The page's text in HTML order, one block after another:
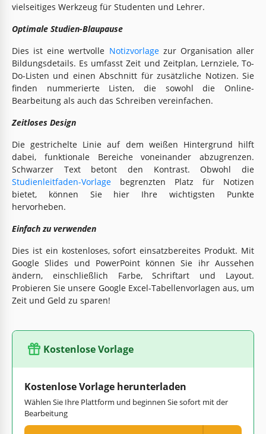
vielseitiges Werkzeug für Studenten und Lehrer.
Optimale Studien-Blaupause
Dies ist eine wertvolle Notizvorlagezur Organisation aller
Bildungsdetails. Es umfasst Zeit und Zeitplan, Lernziele, To-
Do-Listen und einen Abschnitt für zusätzliche Notizen. Sie
finden nummerierte Listen, die sowohl die Online-
Bearbeitung als auch das Schreiben vereinfachen.
Zeitloses Design
Die gestrichelte Linie auf dem weißen Hintergrund hilft
dabei, funktionale Bereiche voneinander abzugrenzen.
Schwarzer Text betont den Kontrast. Obwohl die
Studienleitfaden-Vorlage begrenzten Platz für Notizen
bietet, können Sie hier Ihre wichtigsten Punkte
hervorheben.
Einfach zu verwenden
Dies ist ein kostenloses, sofort einsatzbereites Produkt. Mit
Google Slides und PowerPoint können Sie ihr Aussehen
ändern, einschließlich Farbe, Schriftart und Layout.
Probieren Sie unsere Google Excel-Tabellenvorlagen aus, um
Zeit und Geld zu sparen!
Kostenlose Vorlage
Kostenlose Vorlage herunterladen
Wählen Sie Ihre Plattform und beginnen Sie sofort mit der
Bearbeitung